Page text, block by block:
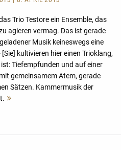
Trio Testore ein Ensemble, das
agieren vermag. Das ist gerade
Musik keineswegs eine
kultivieren hier einen Trioklang,
Tiefempfunden und auf einer
gemeinsamem Atem, gerade
Sätzen. Kammermusik der